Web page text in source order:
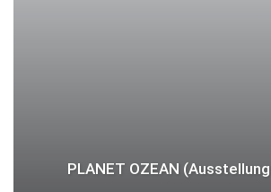
PLANET OZEAN